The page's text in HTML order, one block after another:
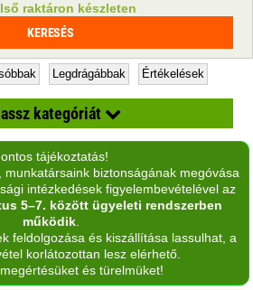
raktáron készleten
Legdrágábbak Értékelések
kategóriát
CD, hangoskönyv
Diafilmek
Hobby könyv
Ifjúsági könyv
tájékoztatás!
biztonságának megóvása
intézkedések figyelembevételével az
5–7. között ügyeleti rendszerben
működik.
feldolgozása és kiszállítása lassulhat, a
korlátozottan lesz elérhető.
és türelmüket!